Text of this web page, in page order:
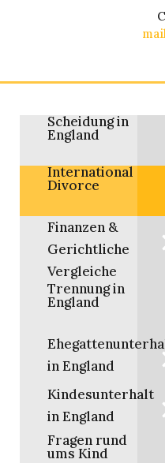
Scheidung in
England
International
Divorce
Finanzen &
Gerichtliche
Vergleiche
Trennung in
England
in England
Kindesunterhalt
in England
Fragen rund
ums Kind